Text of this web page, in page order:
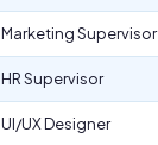
Marketing Supervisor
HR Supervisor
UI/UX Designer